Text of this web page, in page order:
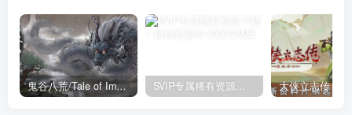
鬼谷八荒/Tale of Immortal v1.2.105.259|角色扮演|容量27.4GB|免安装绿色中文版 SVIP专属稀有资源下载 – 持续更新中